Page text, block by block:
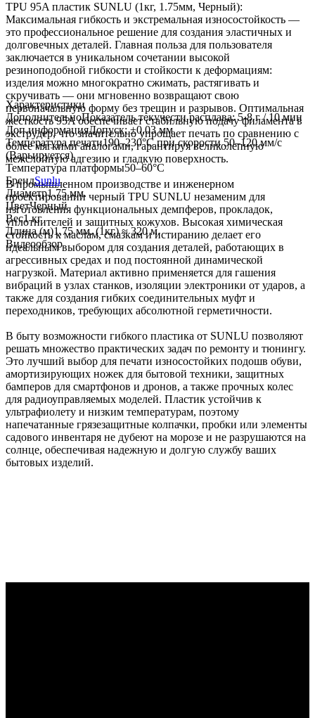
TPU 95A пластик SUNLU (1кг, 1.75мм, Черный):
Максимальная гибкость и экстремальная износостойкость —
это профессиональное решение для создания эластичных и
долговечных деталей. Главная польза для пользователя
заключается в уникальном сочетании высокой
резиноподобной гибкости и стойкости к деформациям:
изделия можно многократно сжимать, растягивать и
скручивать — они мгновенно возвращают свою
первоначальную форму без трещин и разрывов. Оптимальная
жесткость 95A обеспечивает стабильную подачу филамента в
экструдер, что значительно упрощает печать по сравнению с
более мягкими аналогами, гарантируя великолепную
межслойную адгезию и гладкую поверхность.
В промышленном производстве и инженерном
проектировании черный TPU SUNLU незаменим для
изготовления функциональных демпферов, прокладок,
уплотнителей и защитных кожухов. Высокая химическая
стойкость к маслам, смазкам и истиранию делает его
идеальным выбором для создания деталей, работающих в
агрессивных средах и под постоянной динамической
нагрузкой. Материал активно применяется для гашения
вибраций в узлах станков, изоляции электроники от ударов, а
также для создания гибких соединительных муфт и
переходников, требующих абсолютной герметичности.
В быту возможности гибкого пластика от SUNLU позволяют
решать множество практических задач по ремонту и тюнингу.
Это лучший выбор для печати износостойких подошв обуви,
амортизирующих ножек для бытовой техники, защитных
бамперов для смартфонов и дронов, а также прочных колес
для радиоуправляемых моделей. Пластик устойчив к
ультрафиолету и низким температурам, поэтому
напечатанные грязезащитные колпачки, пробки или элементы
садового инвентаря не дубеют на морозе и не разрушаются на
солнце, обеспечивая надежную и долгую службу ваших
бытовых изделий.
Характеристики
ДополнительноПоказатель текучести расплава: 5-8 г / 10 мин
Доп.информацияДопуск: ±0,03 мм
Температура печати190–230°C при скорости 50–120 мм/с
(Варьируется)
Температура платформы50–60°C
БрендSunlu
Диаметр1.75 мм.
ЦветЧерный
Вес1 кг
Длина (м)1,75 мм. (1кг) ≈ 320 м.
Видеообзор